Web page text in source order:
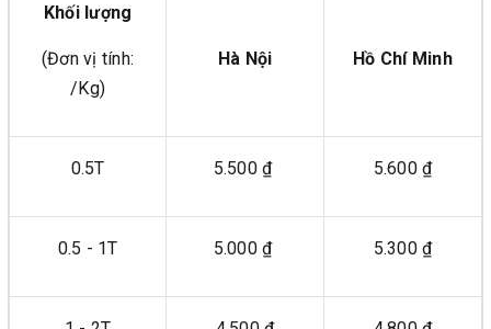
Khối lượng
(Đơn vị tính:
/Kg)
Hà Nội Hồ Chí Minh
0.5T 5.500 ₫ 5.600 ₫
0.5 - 1T 5.000 ₫ 5.300 ₫